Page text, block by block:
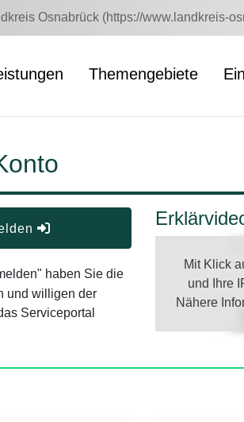
Osnabrück (https://www.landkreis-
Themengebiete
haben Sie die
und willigen der
Serviceportal
Mit Klick
und Ihre
Nähere